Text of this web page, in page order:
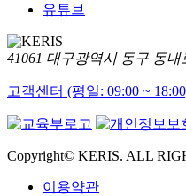
유튜브
41061 대구광역시 동구 동내
고객센터 (평일: 09:00 ~
Copyright© KERIS. ALL
이용약관